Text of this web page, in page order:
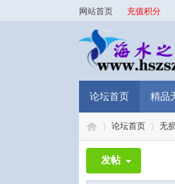
网站首页 充值积分
论坛首页 精品
论坛首页 无
发帖